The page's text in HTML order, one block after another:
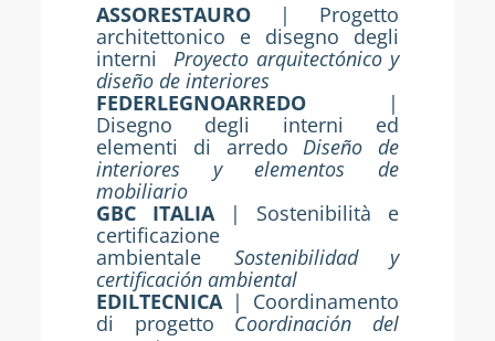
ASSORESTAURO | Progetto
architettonico e disegno degli
interni Proyecto arquitectónico y
diseño de interiores
FEDERLEGNOARREDO |
Disegno degli interni ed
elementi di arredoDiseño de
interiores y elementos de
mobiliario
GBC ITALIA| Sostenibilità e
certificazione
ambientale Sostenibilidad y
certificación ambiental
EDILTECNICA| Coordinamento
di progetto Coordinación del